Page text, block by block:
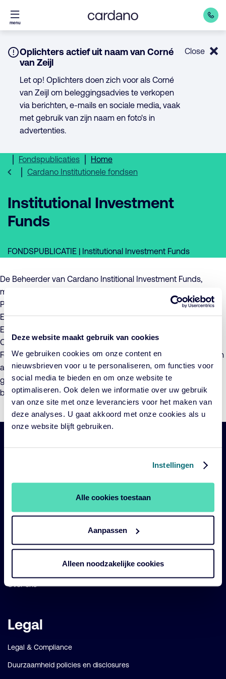
Deze website maakt gebruik van cookies
We gebruiken cookies om onze content en
nieuwsbrieven voor u te personaliseren, om functies voor
social media te bieden en om onze website te
optimaliseren. Ook delen we informatie over uw gebruik
van onze site met onze leveranciers voor het maken van
deze analyses. U gaat akkoord met onze cookies als u
onze website blijft gebruiken.
Instellingen
Alle cookies toestaan
Aanpassen
Alleen noodzakelijke cookies
Direct
naar
menu
Notice:
Oplichters actief uit naam van Corné
van Zeijl
Let op! Oplichters doen zich voor als Corné
van Zeijl om beleggingsadvies te verkopen
via berichten, e-mails en sociale media, vaak
met gebruik van zijn naam en foto's in
advertenties.
Close
Home
Fondspublicaties
Cardano Institutionele fondsen
Institutional Investment
Funds
FONDSPUBLICATIE | Institutional Investment Funds
De Beheerder van Cardano Institional Investment Funds,
maakt hierbij bekend dat per 1 december 2025 de
Precontractuele informatie over duurzaamheid van Cardano
ESG Transition Enhanced Index Equity Global (I), Cardano
ESG Transition Enhanced Index Equity Global ex Fossil (I) en
Cardano ESG Transition Enhanced Index Equity Europe ex
Fossil (I) en daaraan gerelateerde zaken, in het prospectus zijn
aangescherpt. Daarnaast is het prospectus
geactualiseerd. Voor meer informatie verwijzen wij u naar het
bijgewerkteprospectus.
Duurzaam
Strategieën
Over ons
Legal
Legal & Compliance
Duurzaamheid policies en disclosures